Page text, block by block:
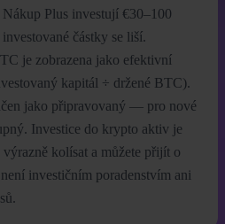
Plus investují €30–100
částky se liší.
je zobrazena jako efektivní
kapitál ÷ držené BTC).
jako připravovaný — pro nové
Investice do krypto aktiv je
kolísat a můžete přijít o
investičním poradenstvím ani